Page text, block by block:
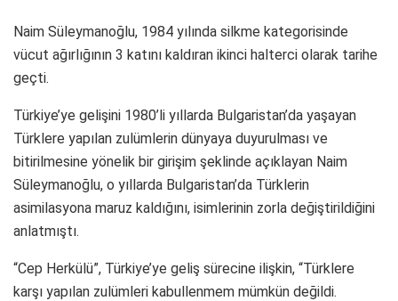
Naim Süleymanoğlu, 1984 yılında silkme kategorisinde
vücut ağırlığının 3 katını kaldıran ikinci halterci olarak tarihe
geçti.
Türkiye’ye gelişini 1980’li yıllarda Bulgaristan’da yaşayan
Türklere yapılan zulümlerin dünyaya duyurulması ve
bitirilmesine yönelik bir girişim şeklinde açıklayan Naim
Süleymanoğlu, o yıllarda Bulgaristan’da Türklerin
asimilasyona maruz kaldığını, isimlerinin zorla değiştirildiğini
anlatmıştı.
“Cep Herkülü”, Türkiye’ye geliş sürecine ilişkin, “Türklere
karşı yapılan zulümleri kabullenmem mümkün değildi.